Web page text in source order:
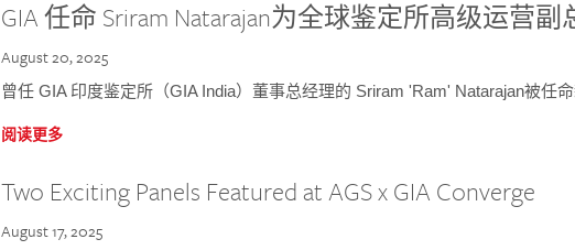
GIA 任命 Sriram Natarajan为全球鉴定所高级运营副
August 20, 2025
曾任 GIA 印度鉴定所（GIA India）董事总经理的 Sriram 'Ram' Natarajan被任
阅读更多
Two Exciting Panels Featured at AGS x GIA Converge
August 17, 2025